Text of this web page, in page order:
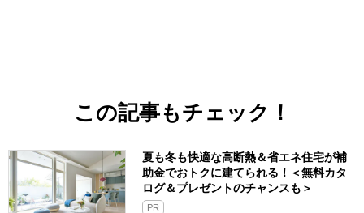
この記事もチェック！
夏も冬も快適な高断熱＆省エネ住宅が補
助金でおトクに建てられる！＜無料カタ
ログ＆プレゼントのチャンスも＞
PR